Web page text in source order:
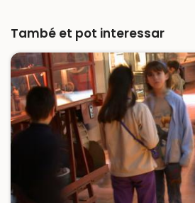
També et pot interessar